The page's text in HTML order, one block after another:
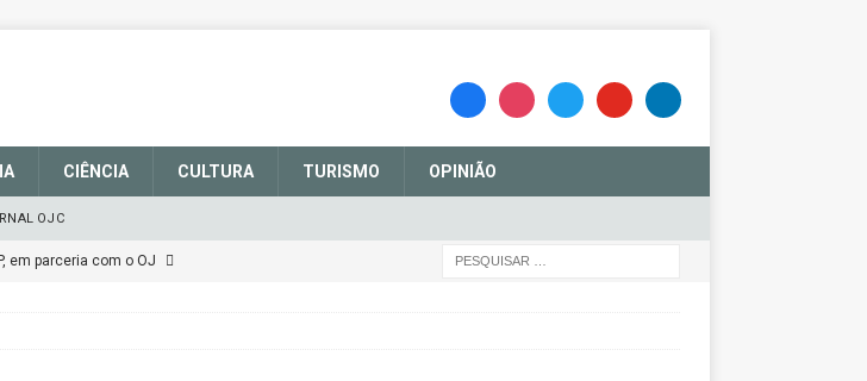
CIÊNCIA CULTURA TURISMO OPINIÃO
OJC
DE UNIDADES DE